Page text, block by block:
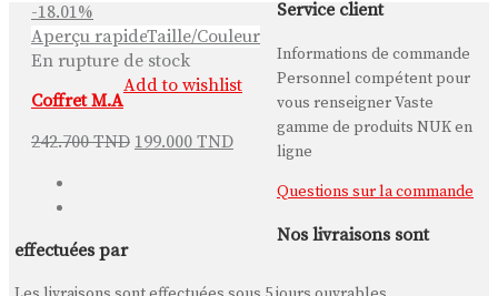
-18.01%
Aperçu rapideTaille/Couleur
En rupture de stock
Coffret M.A
Add to wishlist
242.700TND 199.000 TND
Service client
Informations de commande
Personnel compétent pour
vous renseigner Vaste
gamme de produits NUK en
ligne
Questions sur la commande
Nos livraisons sont
effectuées par